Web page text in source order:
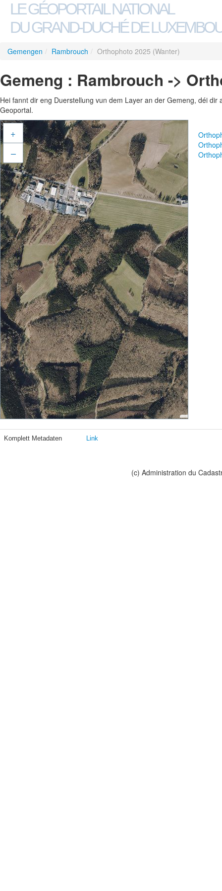
LE GÉOPORTAIL NATIONAL
DU GRAND-DUCHÉ DE
Gemengen / Rambrouch / Orthophoto 2025 (Wanter)
Gemeng : Rambrouch ->
Hei fannt dir eng Duerstellung vun dem Layer an der Gemeng, déi
Geoportal.
+
–
Komplett Metadaten Link
(c) Administration du